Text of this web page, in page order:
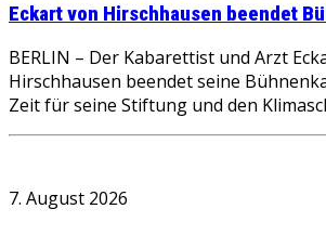
Eckart von Hirschhausen beendet
BERLIN – Der Kabarettist und Arzt
Hirschhausen beendet seine
Zeit für seine Stiftung und den
7. August 2026